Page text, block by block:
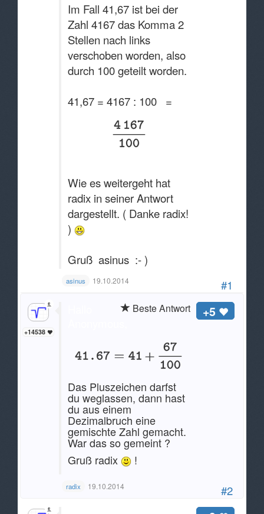
#1
Im Fall 41,67 ist bei der
Zahl 4167 das Komma 2
Stellen nach links
verschoben worden, also
durch 100 geteilt worden.
41,67 = 4167 : 100 =
Wie es weitergeht hat
radix in seiner Antwort
dargestellt. ( Danke radix!
)
Gruß asinus :- )
asinus 19.10.2014
#2
+14538
+5
Beste Antwort
Das Pluszeichen darfst
du weglassen, dann hast
du aus einem
Dezimalbruch eine
gemischte Zahl gemacht.
War das so gemeint ?
Gruß radix
!
radix 19.10.2014